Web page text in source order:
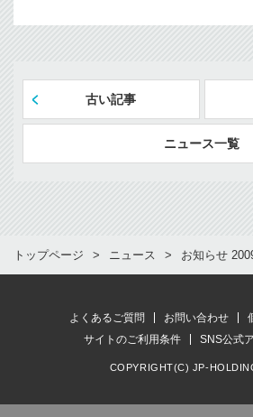
古い記事
ニュース一覧
トップページ ニュース お知らせ
よくあるご質問 お問い合わせ
サイトのご利用条件
SNS公式
COPYRIGHT(C) JP-